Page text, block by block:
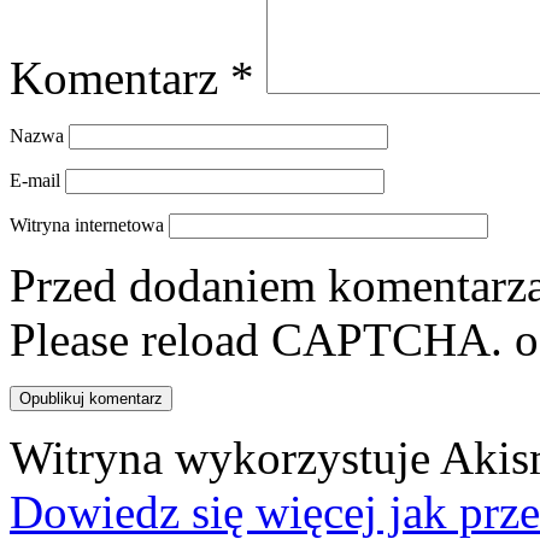
Komentarz *
Nazwa
E-mail
Witryna internetowa
Przed dodaniem
Please reload CAPTCHA.
Witryna wykorzystuje
Dowiedz się więcej jak